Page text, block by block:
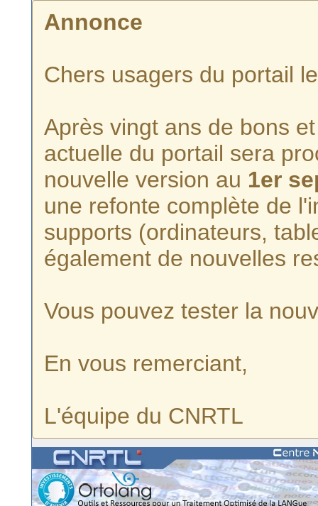
Annonce
Chers usagers du portail
Après vingt ans de bons
actuelle du portail sera
nouvelle version au 1er
une refonte complète de
supports (ordinateurs,
également de nouvelles
Vous pouvez tester la
En vous remerciant,
L'équipe du CNRTL